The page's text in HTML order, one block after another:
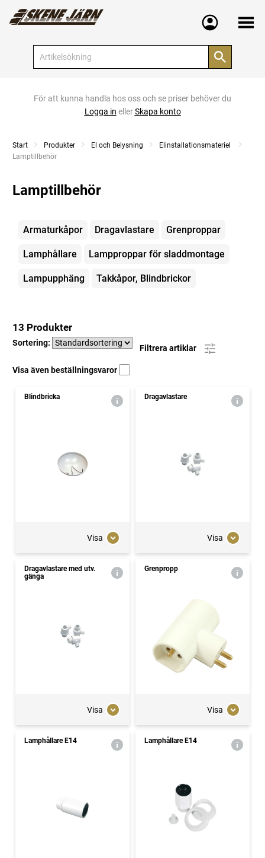
Meny
För att kunna handla hos oss och se priser behöver du
Logga in ellerSkapa konto
Start Produkter El och Belysning
Elinstallationsmateriel
Current:
Lamptillbehör
Lamptillbehör
Kategorier
Armaturkåpor Dragavlastare Grenproppar
Lamphållare Lampproppar för sladdmontage
Lampupphäng Takkåpor, Blindbrickor
13 Produkter
Sortering:
Filtrera artiklar
Visa även beställningsvaror
Blindbricka
Visa
Dragavlastare
Visa
Dragavlastare med utv.
gänga
Visa
Grenpropp
Visa
Lamphållare E14 Lamphållare E14